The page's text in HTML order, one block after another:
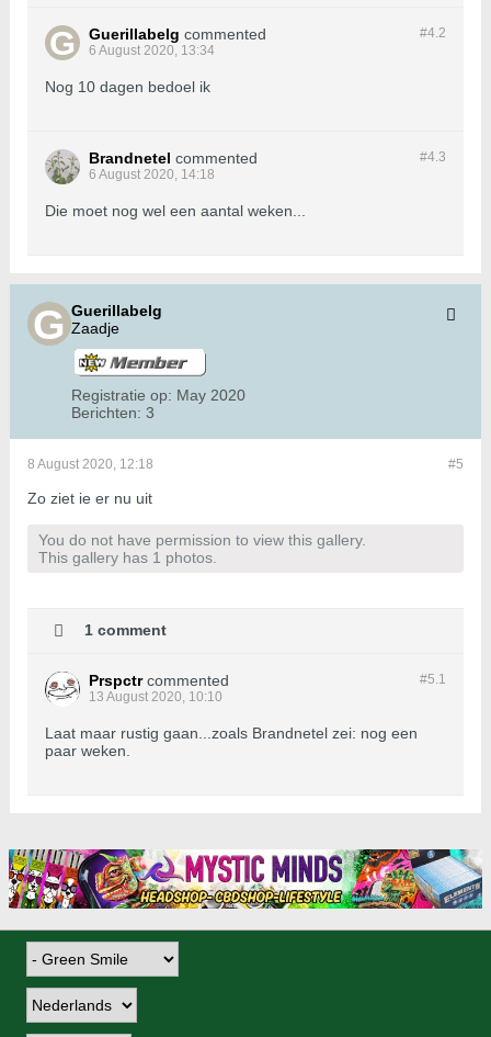
#4.2
Guerillabelg commented
6 August 2020, 13:34
Nog 10 dagen bedoel ik
#4.3
Brandnetel commented
6 August 2020, 14:18
Die moet nog wel een aantal weken...
Guerillabelg
Zaadje
Registratie op: May 2020
Berichten: 3
#5
8 August 2020, 12:18
Zo ziet ie er nu uit
You do not have permission to view this gallery.
This gallery has 1 photos.
1 comment
#5.1
Prspctr commented
13 August 2020, 10:10
Laat maar rustig gaan...zoals Brandnetel zei: nog een
paar weken.